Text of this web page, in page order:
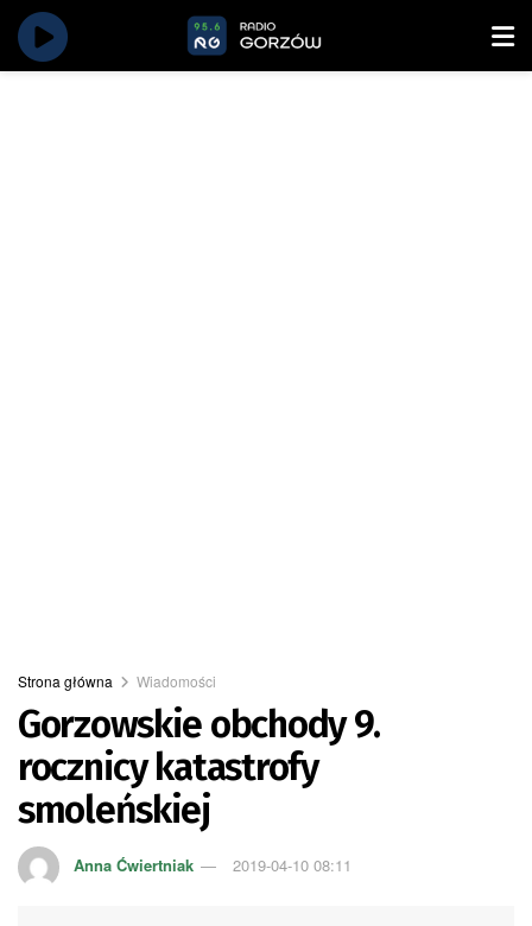
Strona główna Wiadomości
Gorzowskie obchody 9.
rocznicy katastrofy
smoleńskiej
Anna Ćwiertniak 2019-04-10 08:11